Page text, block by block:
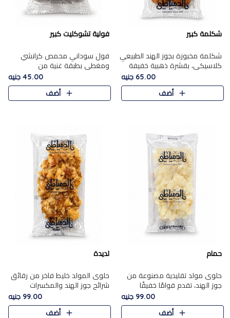
شكلمة كبير
شكلمة مخبوزة بجوز الهند الطبيعي
كلاسيكي، بقشرة ذهبية خفيفة
وقلب طري رطب يذوب في الفم،
تمنحك المذاق الشرقي الحلو الأصيل
التقليدي في كل لقمة.
65.00 جنيه
أضف
فولية تشوكليت كبير
فول سوداني محمص كرانشي
ومغطى بطبقة غنية من
الشوكولاتة، يجمع بين طعم
القرمشة الأصيلة الكلاسكيكية
التقليدية للفول السوداني وحلاوة
45.00 جنيه
أضف
حمام
حلوى مولد تقليدية مصنوعة من
جوز الهند، تقدم قوامًا خفيفًا
ونكهة شرقية أصيلة تجسد روح
الـموسم الأعياد.
99.00 جنيه
أضف
لديدة
حلوى المولد خليط فاخر من رقائق
شرائح جوز الهند والمكسرات
المحمصة، متماسك بشراب حلاوة
الكراميل الخفيفة ليمنحك قرمشة
غنية ومذاقًا شرقيًا أصيلً..
99.00 جنيه
أضف